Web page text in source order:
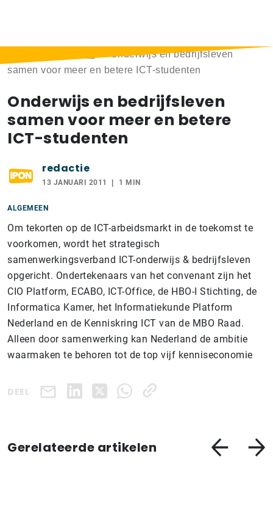
Onderwijs en bedrijfsleven
samen voor meer en betere ICT-studenten
Onderwijs en bedrijfsleven
samen voor meer en betere
ICT-studenten
redactie
13 JANUARI 2011 1 MIN
ALGEMEEN
Om tekorten op de ICT-arbeidsmarkt in de toekomst te
voorkomen, wordt het strategisch
samenwerkingsverband ICT-onderwijs & bedrijfsleven
opgericht. Ondertekenaars van het convenant zijn het
CIO Platform, ECABO, ICT-Office, de HBO-I Stichting, de
Informatica Kamer, het Informatiekunde Platform
Nederland en de Kenniskring ICT van de MBO Raad.
Alleen door samenwerking kan Nederland de ambitie
waarmaken te behoren tot de top vijf kenniseconomie
DEEL
Gerelateerde artikelen